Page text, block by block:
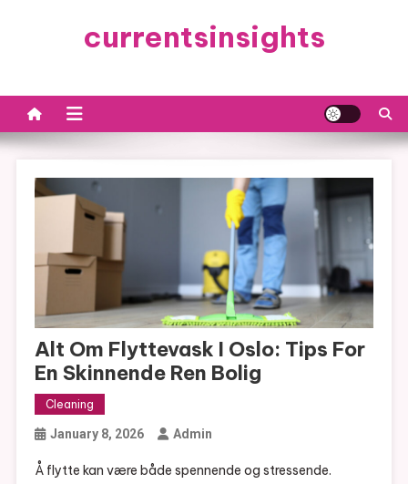
currentsinsights
Alt Om Flyttevask I Oslo: Tips For
En Skinnende Ren Bolig
Cleaning
January 8, 2026 Admin
Å flytte kan være både spennende og stressende.